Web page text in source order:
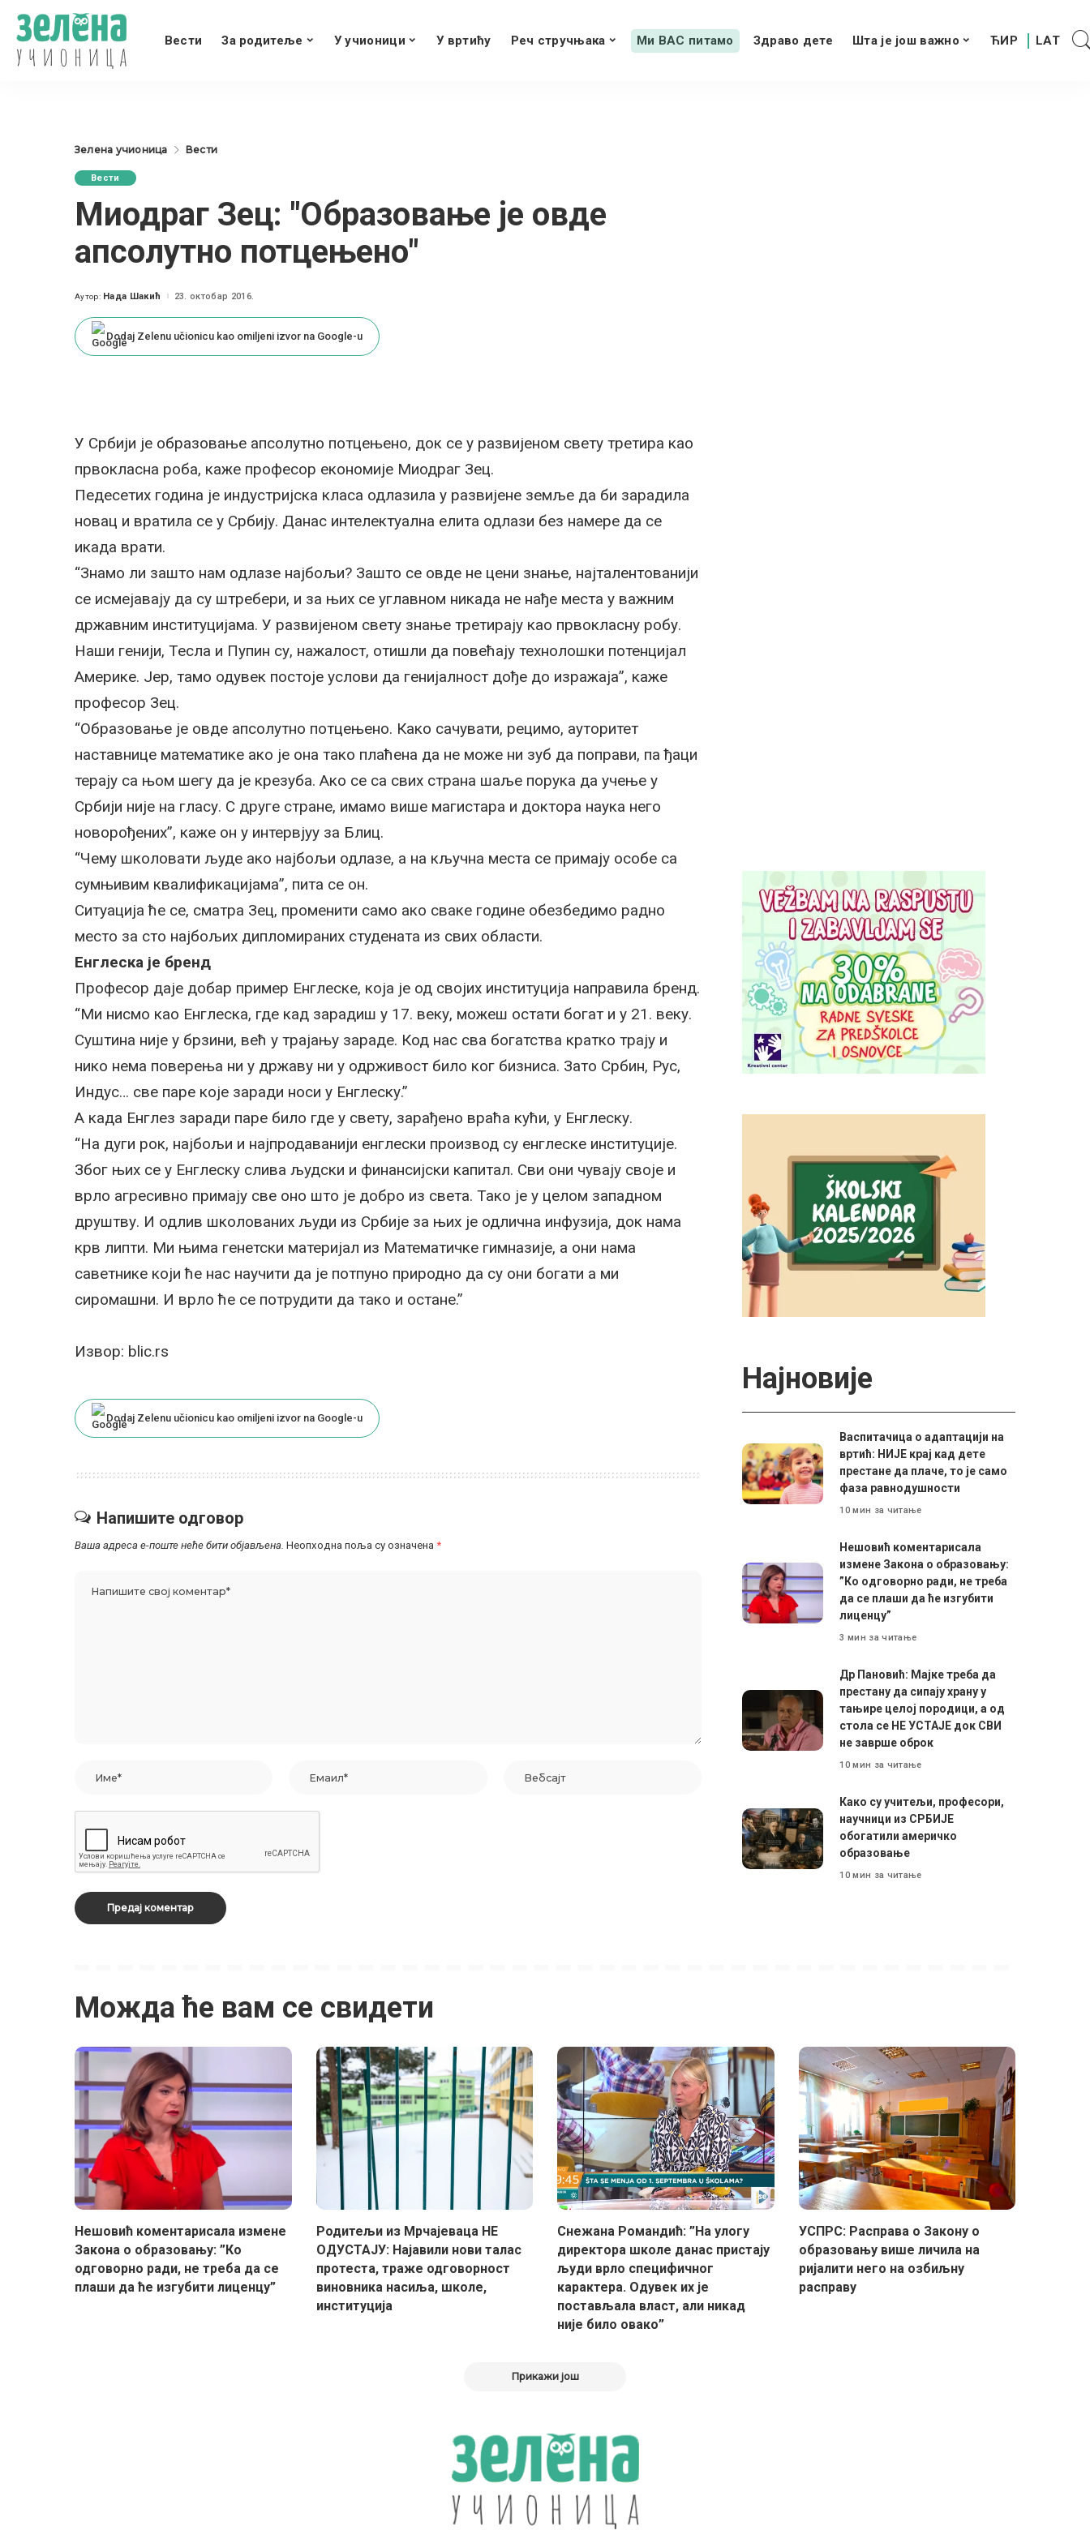
Вести За родитеље У учионици У вртићу Реч стручњака Ми ВАС питамо Здраво дете Шта је још важно
Зелена учионица Вести
Вести
Миодраг Зец: "Образовање је овде
апсолутно потцењено"
Posted
Аутор: Нада Шакић 23. октобар 2016.
Dodaj Zelenu učionicu kao omiljeni izvor na Google-u
У Србији је образовање апсолутно потцењено, док се у развијеном свету третира као
првокласна роба, каже професор економије Миодраг Зец.
Педесетих година је индустријска класа одлазила у развијене земље да би зарадила
новац и вратила се у Србију. Данас интелектуална елита одлази без намере да се
икада врати.
“Знамо ли зашто нам одлазе најбољи? Зашто се овде не цени знање, најталентованији
се исмејавају да су штребери, и за њих се углавном никада не нађе места у важним
државним институцијама. У развијеном свету знање третирају као првокласну робу.
Наши генији, Тесла и Пупин су, нажалост, отишли да повећају технолошки потенцијал
Америке. Јер, тамо одувек постоје услови да генијалност дође до изражаја”, каже
професор Зец.
“Образовање је овде апсолутно потцењено. Како сачувати, рецимо, ауторитет
наставнице математике ако је она тако плаћена да не може ни зуб да поправи, па ђаци
терају са њом шегу да је крезуба. Ако се са свих страна шаље порука да учење у
Србији није на гласу. С друге стране, имамо више магистара и доктора наука него
новорођених”, каже он у интервјуу за Блиц.
“Чему школовати људе ако најбољи одлазе, а на кључна места се примају особе са
сумњивим квалификацијама”, пита се он.
Ситуација ће се, сматра Зец, променити само ако сваке године обезбедимо радно
место за сто најбољих дипломираних студената из свих области.
Енглеска је бренд
Професор даје добар пример Енглеске, која је од својих институција направила бренд.
“Ми нисмо као Енглеска, где кад зарадиш у 17. веку, можеш остати богат и у 21. веку.
Суштина није у брзини, већ у трајању зараде. Код нас сва богатства кратко трају и
нико нема поверења ни у државу ни у одрживост било ког бизниса. Зато Србин, Рус,
Индус… све паре које заради носи у Енглеску.”
А када Енглез заради паре било где у свету, зарађено враћа кући, у Енглеску.
“На дуги рок, најбољи и најпродаванији енглески производ су енглеске институције.
Због њих се у Енглеску слива људски и финансијски капитал. Сви они чувају своје и
врло агресивно примају све оно што је добро из света. Тако је у целом западном
друштву. И одлив школованих људи из Србије за њих је одлична инфузија, док нама
крв липти. Ми њима генетски материјал из Математичке гимназије, а они нама
саветнике који ће нас научити да је потпуно природно да су они богати а ми
сиромашни. И врло ће се потрудити да тако и остане.”
Извор: blic.rs
Dodaj Zelenu učionicu kao omiljeni izvor na Google-u
Напишите одговор
Ваша адреса е-поште неће бити објављена. Неопходна поља су означена *
Најновије
Васпитачица о адаптацији на
вртић: НИЈЕ крај кад дете
престане да плаче, то је само
фаза равнодушности
10 мин за читање
Нешовић коментарисала
измене Закона о образовању:
”Ко одговорно ради, не треба
да се плаши да ће изгубити
лиценцу”
3 мин за читање
Др Пановић: Мајке треба да
престану да сипају храну у
тањире целој породици, а од
стола се НЕ УСТАЈЕ док СВИ
не заврше оброк
10 мин за читање
Како су учитељи, професори,
научници из СРБИЈЕ
обогатили америчко
образовање
10 мин за читање
Можда ће вам се свидети
Нешовић коментарисала измене
Закона о образовању: ”Ко
одговорно ради, не треба да се
плаши да ће изгубити лиценцу”
Родитељи из Мрчајеваца НЕ
ОДУСТАЈУ: Најавили нови талас
протеста, траже одговорност
виновника насиља, школе,
институција
Снежана Романдић: ”На улогу
директора школе данас пристају
људи врло специфичног
карактера. Одувек их је
постављала власт, али никад
није било овако”
УСПРС: Расправа о Закону о
образовању више личила на
ријалити него на озбиљну
расправу
Прикажи још